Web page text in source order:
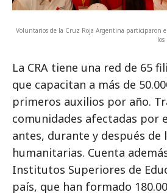
Voluntarios de la Cruz Roja Argentina participaron
La CRA tiene una red de 65
que capacitan a más de
primeros auxilios por año.
comunidades afectadas por
antes, durante y después de
humanitarias. Cuenta
Institutos Superiores de
país, que han formado